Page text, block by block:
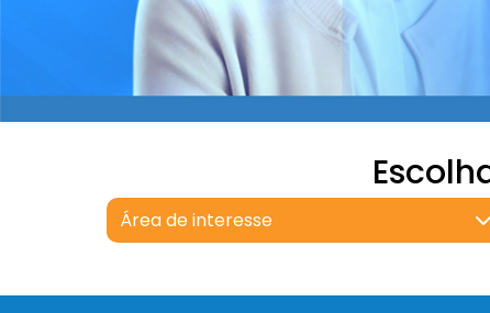
Área de interesse